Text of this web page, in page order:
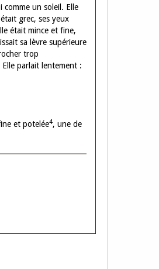
comme un soleil. Elle
grec, ses yeux
était mince et fine,
sa lèvre supérieure
trop
parlait lentement :
et potelée4, une de